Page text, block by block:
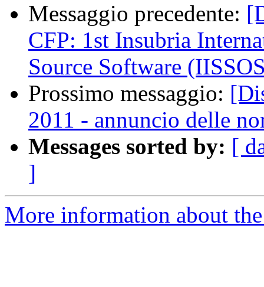
Messaggio precedente:
CFP: 1st Insubria
Source Software
Prossimo messaggio:
2011 - annuncio delle
Messages sorted by: [
]
More information about